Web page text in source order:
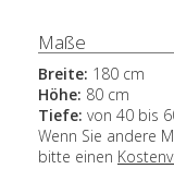
Maße
Breite: 180 cm
Höhe: 80 cm
Tiefe: von 40 bis
Wenn Sie andere
bitte einen